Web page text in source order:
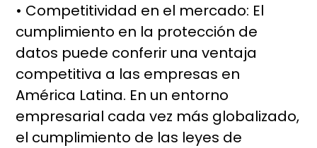
• Competitividad en el mercado: El
cumplimiento en la protección de
datos puede conferir una ventaja
competitiva a las empresas en
América Latina. En un entorno
empresarial cada vez más globalizado,
el cumplimiento de las leyes de